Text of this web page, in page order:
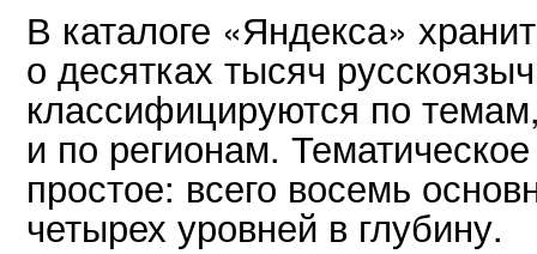
В каталоге «Яндекса»
о десятках тысяч
классифицируются по
и по регионам.
простое: всего восемь
четырех уровней в глубину.